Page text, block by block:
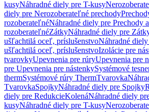
kusyNáhradné diely pre T-kusy
diely pre Nerozoberateľné prechody
rozoberateľnéNáhradné diely pre Prechody
rozoberateľnéZátkyNáhradné diely pre
ušľachtilá oceľ, príslušenstvoNáhradné
ušľachtilá oceľ, príslušenstvoIzolácie pre
tvarovkyUpevnenia pre rúryUpevnenia pre
pre Upevnenia pre nástenkySystémové
thermSystémové rúry ThermTvarovka
TvarovkaSpojkyNáhradné diely pre Spojky
diely pre RedukcieKolenáNáhradné diely
kusyNáhradné diely pre T-kusy